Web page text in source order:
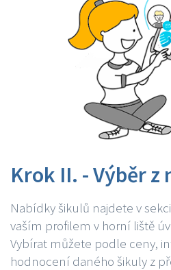
Krok II. - Výběr z
Nabídky šikulů najdete v
vaším profilem v horní liště
Vybírat můžete podle ceny,
hodnocení daného šikuly z